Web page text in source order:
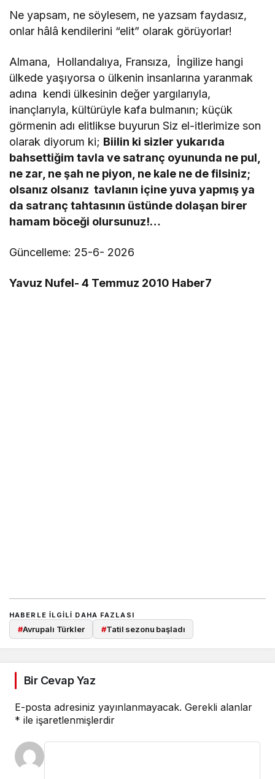
Ne yapsam, ne söylesem, ne yazsam faydasız,
onlar hâlâ kendilerini “elit” olarak görüyorlar!
Almana, Hollandalıya, Fransıza, İngilize hangi
ülkede yaşıyorsa o ülkenin insanlarına yaranmak
adına kendi ülkesinin değer yargılarıyla,
inançlarıyla, kültürüyle kafa bulmanın; küçük
görmenin adı elitlikse buyurun Siz el-itlerimize son
olarak diyorum ki; Biilin ki sizler yukarıda
bahsettiğim tavla ve satranç oyununda ne pul,
ne zar, ne şah ne piyon, ne kale ne de filsiniz;
olsanız olsanız tavlanın içine yuva yapmış ya
da satranç tahtasının üstünde dolaşan birer
hamam böceği olursunuz!…
Güncelleme: 25-6- 2026
Yavuz Nufel- 4 Temmuz 2010 Haber7
HABERLE ILGILI DAHA FAZLASI
#Avrupalı Türkler #Tatil sezonu başladı
Bir Cevap Yaz
E-posta adresiniz yayınlanmayacak. Gerekli alanlar
* ile işaretlenmişlerdir